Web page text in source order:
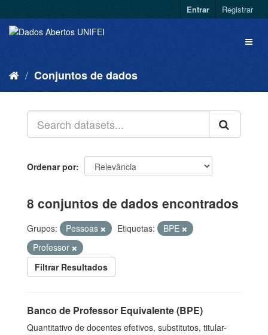
Entrar Registrar
Conjuntos de dados
Ordenar por
8 conjuntos de dados encontrados
Grupos: Pessoas Etiquetas:
BPE
Professor
Filtrar Resultados
Banco de Professor Equivalente (BPE)
Quantitativo de docentes efetivos, substitutos, titular-